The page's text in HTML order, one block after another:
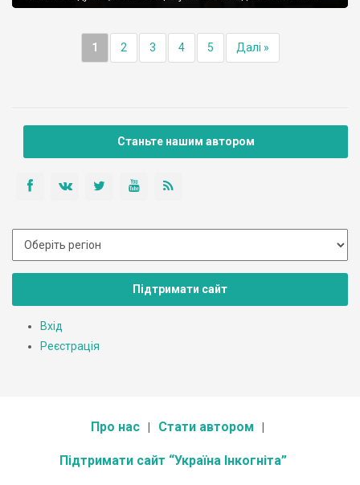
1 2 3 4 5 Далі »
Станьте нашим автором
Підтримати сайт
Вхід
Реєстрація
Про нас Стати автором
Підтримати сайт “Україна Інкогніта”